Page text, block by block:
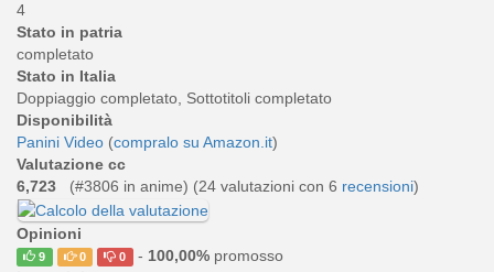
4
Stato in patria
completato
Stato in Italia
Doppiaggio completato, Sottotitoli completato
Disponibilità
Panini Video (compralo su Amazon.it)
Valutazione cc
6,723
(#3806 in anime) (24 valutazioni con 6 recensioni)
Opinioni
9 0 0 - 100,00%promosso